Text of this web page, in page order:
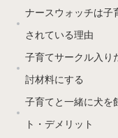
ナースウォッチは子
されている理由
子育てサークル入り
討材料にする
子育てと一緒に犬を
ト・デメリット